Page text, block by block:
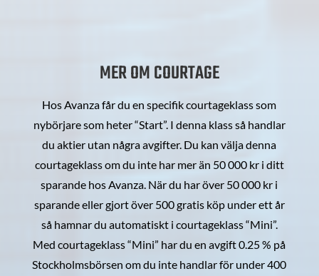
MER OM COURTAGE
Hos Avanza får du en specifik courtageklass som
nybörjare som heter “Start”. I denna klass så handlar
du aktier utan några avgifter. Du kan välja denna
courtageklass om du inte har mer än 50 000 kr i ditt
sparande hos Avanza. När du har över 50 000 kr i
sparande eller gjort över 500 gratis köp under ett år
så hamnar du automatiskt i courtageklass “Mini”.
Med courtageklass “Mini” har du en avgift 0.25 % på
Stockholmsbörsen om du inte handlar för under 400